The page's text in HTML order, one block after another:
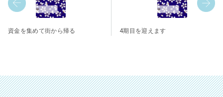
資金を集めて街から帰る 4期目を迎えます